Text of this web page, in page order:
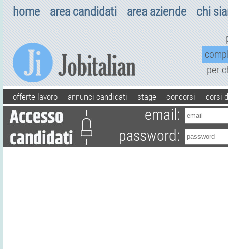
home area candidati area aziende chi
per
offerte lavoro annunci candidati stage concorsi corsi
email:
password: